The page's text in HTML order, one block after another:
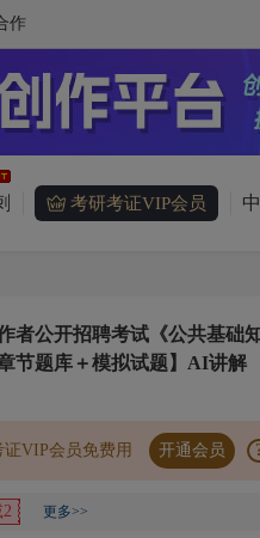
作
考研考证VIP会员
者公开招聘考试《公共基础
节题库＋模拟试题】AI讲解
证VIP会员免费用 开通会员
更多>>